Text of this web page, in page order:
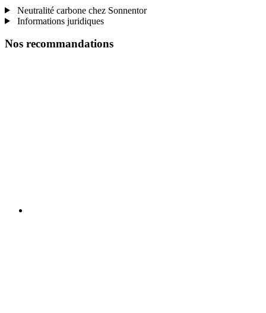
Neutralité carbone chez Sonnentor
Informations juridiques
Nos recommandations